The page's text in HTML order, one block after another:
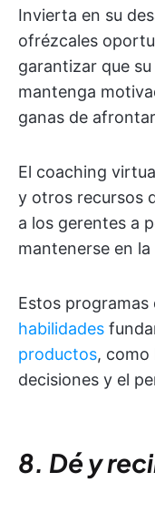
Invierta en su
ofrézcales
garantizar que
mantenga
ganas de
El coaching
y otros recursos
a los gerentes a
mantenerse en
Estos programas
habilidades
productos, como
decisiones y el
8. Dé y